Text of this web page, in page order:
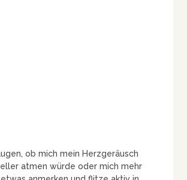
ob mich mein Herzgeräusch
atmen würde oder mich mehr